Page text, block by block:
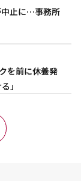
中止に…事務所
を前に休養発
」